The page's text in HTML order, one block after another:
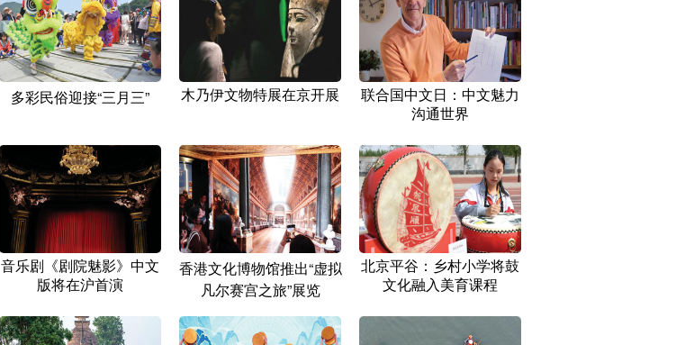
多彩民俗迎接“三月三” 木乃伊文物特展在京开展
联合国中文日：中文魅力
沟通世界
音乐剧《剧院魅影》中文
版将在沪首演
香港文化博物馆推出“虚拟
凡尔赛宫之旅”展览
北京平谷：乡村小学将鼓
文化融入美育课程